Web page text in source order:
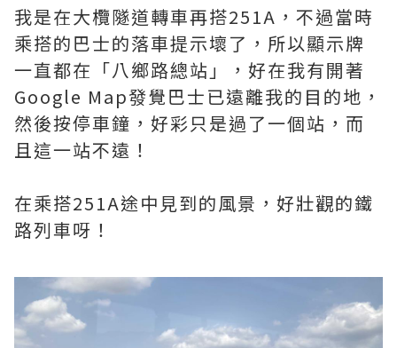
我是在大欖隧道轉車再搭251A，不過當時
乘搭的巴士的落車提示壞了，所以顯示牌
一直都在「八鄉路總站」，好在我有開著
Google Map發覺巴士已遠離我的目的地，
然後按停車鐘，好彩只是過了一個站，而
且這一站不遠！
在乘搭251A途中見到的風景，好壯觀的鐵
路列車呀！